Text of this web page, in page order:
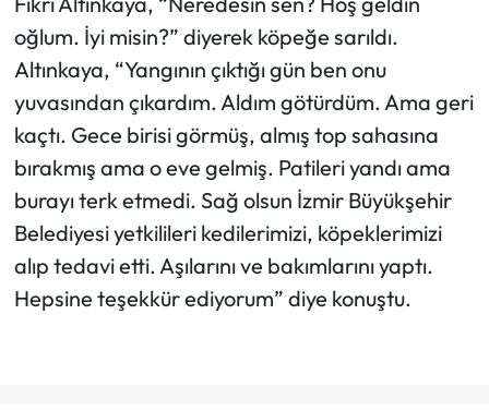
oğlum. İyi misin?” diyerek köpeğe sarıldı.
Altınkaya, “Yangının çıktığı gün ben onu
yuvasından çıkardım. Aldım götürdüm. Ama geri
kaçtı. Gece birisi görmüş, almış top sahasına
bırakmış ama o eve gelmiş. Patileri yandı ama
burayı terk etmedi. Sağ olsun İzmir Büyükşehir
Belediyesi yetkilileri kedilerimizi, köpeklerimizi
alıp tedavi etti. Aşılarını ve bakımlarını yaptı.
Hepsine teşekkür ediyorum” diye konuştu.